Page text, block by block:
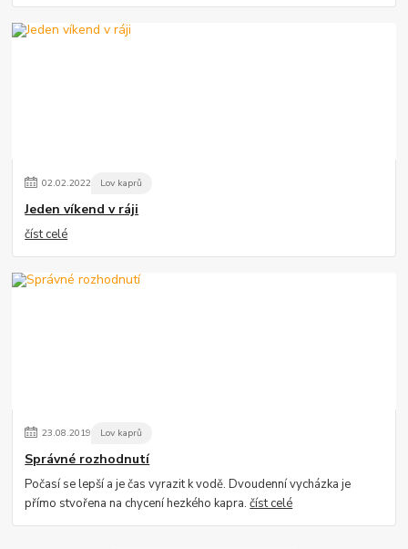
02.02.2022 Lov kaprů
Jeden víkend v ráji
číst celé
23.08.2019 Lov kaprů
Správné rozhodnutí
Počasí se lepší a je čas vyrazit k vodě. Dvoudenní vycházka je
přímo stvořena na chycení hezkého kapra.číst celé